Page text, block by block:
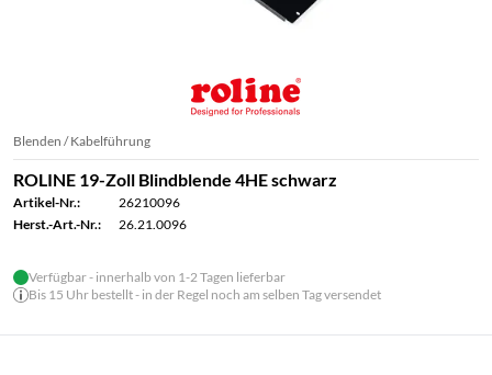
Blenden / Kabelführung
ROLINE 19-Zoll Blindblende 4HE schwarz
Artikel-Nr.:
26210096
Herst.-Art.-Nr.:
26.21.0096
Verfügbar - innerhalb von 1-2 Tagen lieferbar
Bis 15 Uhr bestellt - in der Regel noch am selben Tag versendet